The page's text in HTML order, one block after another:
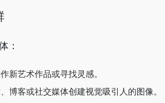
：
新艺术作品或寻找灵感。
博客或社交媒体创建视觉吸引人的图像。